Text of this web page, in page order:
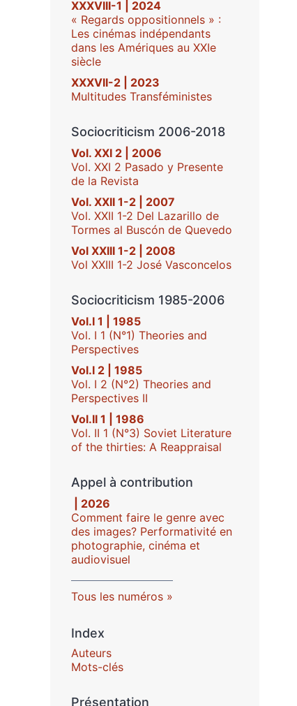
XXXVIII-1 | 2024
« Regards oppositionnels » :
Les cinémas indépendants
dans les Amériques au XXIe
siècle
XXXVII-2 | 2023
Multitudes Transféministes
Sociocriticism 2006-2018
Vol. XXI 2 | 2006
Vol. XXI 2 Pasado y Presente
de la Revista
Vol. XXII 1-2 | 2007
Vol. XXII 1-2 Del Lazarillo de
Tormes al Buscón de Quevedo
Vol XXIII 1-2 | 2008
Vol XXIII 1-2 José Vasconcelos
Sociocriticism 1985-2006
Vol.I 1 | 1985
Vol. I 1 (N°1) Theories and
Perspectives
Vol.I 2 | 1985
Vol. I 2 (N°2) Theories and
Perspectives II
Vol.II 1 | 1986
Vol. II 1 (N°3) Soviet Literature
of the thirties: A Reappraisal
Appel à contribution
| 2026
Comment faire le genre avec
des images? Performativité en
photographie, cinéma et
audiovisuel
Tous les numéros
Index
Auteurs
Mots-clés
Présentation